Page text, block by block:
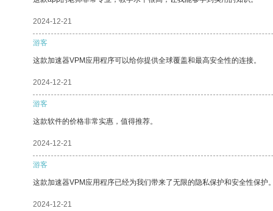
2024-12-21
游客
这款加速器VPM应用程序可以给你提供全球覆盖和最高安全性的连接。
2024-12-21
游客
这款软件的价格非常实惠，值得推荐。
2024-12-21
游客
这款加速器VPM应用程序已经为我们带来了无限的隐私保护和安全性保护
2024-12-21